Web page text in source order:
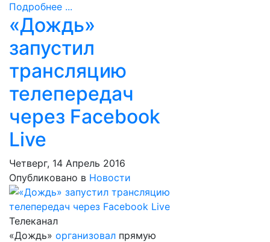
Подробнее ...
«Дождь»
запустил
трансляцию
телепередач
через Facebook
Live
Четверг, 14 Апрель 2016
Опубликовано в Новости
Телеканал
«Дождь» организовал прямую